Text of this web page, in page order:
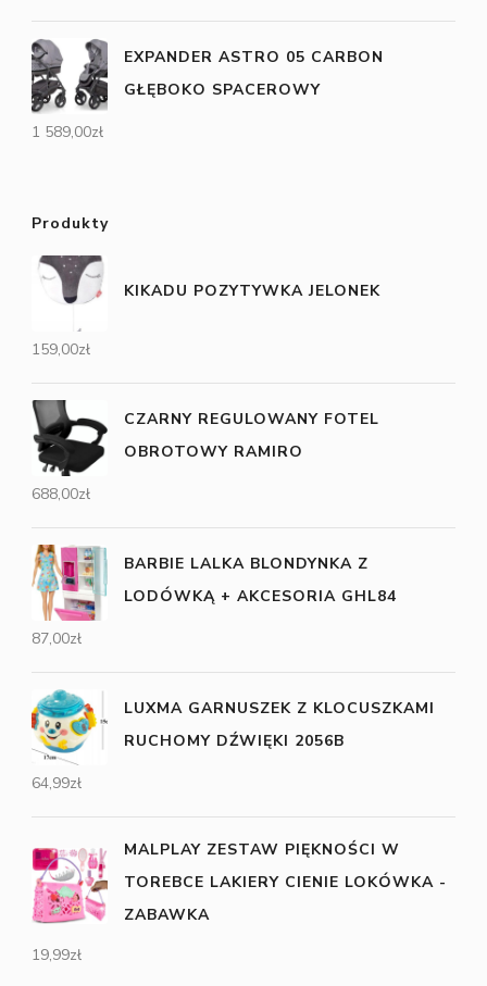
EXPANDER ASTRO 05 CARBON
GŁĘBOKO SPACEROWY
1 589,00zł
Produkty
KIKADU POZYTYWKA JELONEK
159,00zł
CZARNY REGULOWANY FOTEL
OBROTOWY RAMIRO
688,00zł
BARBIE LALKA BLONDYNKA Z
LODÓWKĄ + AKCESORIA GHL84
87,00zł
LUXMA GARNUSZEK Z KLOCUSZKAMI
RUCHOMY DŹWIĘKI 2056B
64,99zł
MALPLAY ZESTAW PIĘKNOŚCI W
TOREBCE LAKIERY CIENIE LOKÓWKA -
ZABAWKA
19,99zł